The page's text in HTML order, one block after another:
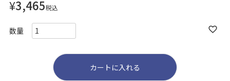
¥3,465税込
カートに入れる